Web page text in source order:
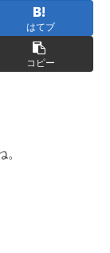
はてブ
コピー